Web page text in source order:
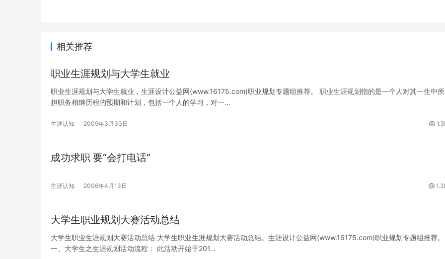
相关推荐
职业生涯规划与大学生就业
职业生涯规划与大学生就业，生涯设计公益网(www.16175.com)职业规划专题组推荐。 职业生涯规划指的是一个人对其一生中
担职务相继历程的预期和计划，包括一个人的学习，对一…
生涯认知 2009年3月30日
成功求职 要“会打电话”
生涯认知 2006年4月13日
大学生职业规划大赛活动总结
大学生职业生涯规划大赛活动总结 大学生职业生涯规划大赛活动总结。生涯设计公益网(www.16175.com)职业规划专题组推荐。
一、大学生之生涯规划活动流程： 此活动开始于201…